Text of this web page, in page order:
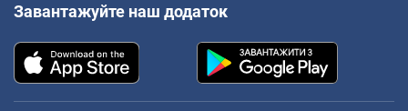
Завантажуйте наш додаток